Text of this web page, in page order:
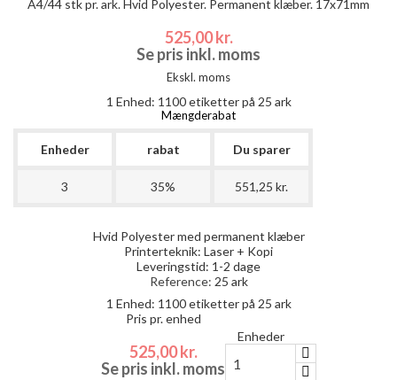
A4/44 stk pr. ark. Hvid Polyester. Permanent klæber. 17x71mm
525,00 kr.
Se pris inkl. moms
Ekskl. moms
1 Enhed: 1100etiketter på 25 ark
Mængderabat
Enheder rabat Du sparer
3 35% 551,25 kr.
Hvid Polyester med permanent klæber
Printerteknik: Laser + Kopi
Leveringstid: 1-2 dage
Reference: 25 ark
1 Enhed: 1100etiketter på 25 ark
Pris pr. enhed
525,00 kr.
Se pris inkl. moms
Enheder